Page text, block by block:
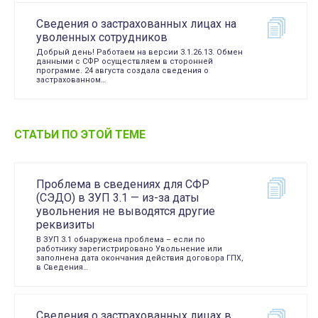
Сведения о застрахованных лицах на
уволенных сотрудников
Добрый день! Работаем на версии 3.1.26.13. Обмен
данными с СФР осуществляем в сторонней
программе. 24 августа создала сведения о
застрахованном…
СТАТЬИ ПО ЭТОЙ ТЕМЕ
Проблема в сведениях для СФР
(СЭДО) в ЗУП 3.1 — из-за даты
увольнения не выводятся другие
реквизиты
В ЗУП 3.1 обнаружена проблема – если по
работнику зарегистрировано Увольнение или
заполнена дата окончания действия договора ГПХ,
в Сведения…